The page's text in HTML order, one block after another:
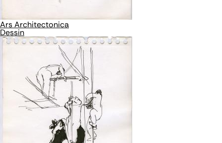
Ars Architectonica
Dessin